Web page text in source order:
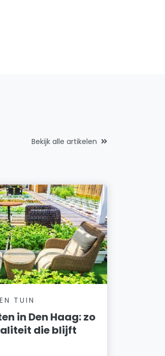
Bekijk alle artikelen
TUIN
in Den Haag: zo
die blijft